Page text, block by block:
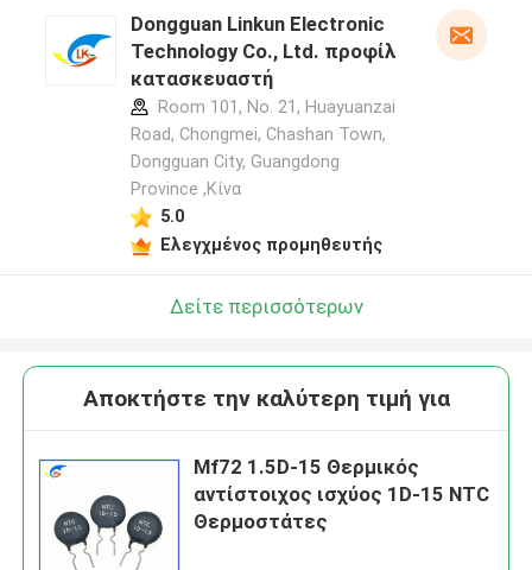
Dongguan Linkun Electronic
Technology Co., Ltd. προφίλ
κατασκευαστή
Room 101, No. 21, Huayuanzai
Road, Chongmei, Chashan Town,
Dongguan City, Guangdong
Province ,Κίνα
5.0
Ελεγχμένος προμηθευτής
Δείτε περισσότερων
Αποκτήστε την καλύτερη τιμή για
Mf72 1.5D-15 Θερμικός
αντίστοιχος ισχύος 1D-15 NTC
Θερμοστάτες